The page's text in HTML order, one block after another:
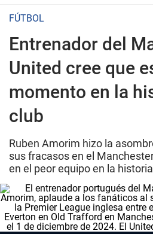
FÚTBOL
Entrenador del
United cree que
momento en la
club
Ruben Amorim hizo la
sus fracasos en el
en el peor equipo en la